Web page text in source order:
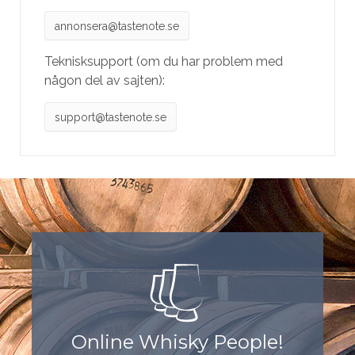
annonsera@tastenote.se
Teknisksupport (om du har problem med
någon del av sajten):
support@tastenote.se
Online Whisky People!